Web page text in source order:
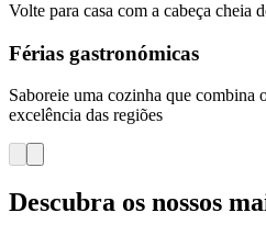
Volte para casa com a cabeça cheia
Férias gastronómicas
Saboreie uma cozinha que combina
excelência das regiões
Descubra os nossos